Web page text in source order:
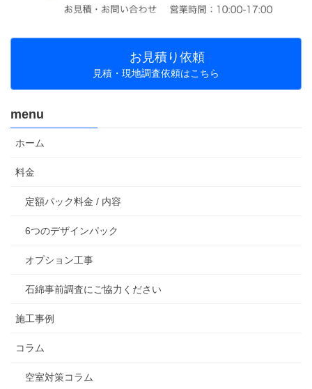
お見積り依頼
見積・現地調査依頼はこちら
menu
ホーム
料金
定額パック料金 / 内容
6つのデザインパック
オプション工事
石綿事前調査にご協力ください
施工事例
コラム
空室対策コラム